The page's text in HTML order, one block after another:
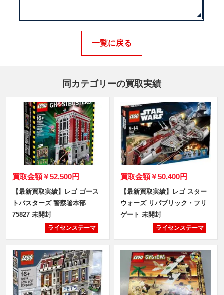
一覧に戻る
同カテゴリーの買取実績
買取金額￥52,500円
【最新買取実績】レゴ ゴース
トバスターズ 警察署本部
75827 未開封
ライセンステーマ
買取金額￥50,400円
【最新買取実績】レゴ スター
ウォーズ リパブリック・フリ
ゲート 未開封
ライセンステーマ